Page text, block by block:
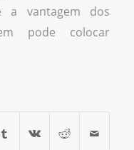
a vantagem dos
pode colocar